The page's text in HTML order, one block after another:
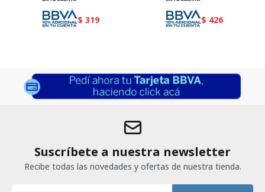
$ 319 $ 426
Suscríbete a nuestra newsletter
Recibe todas las novedades y ofertas de nuestra tienda.